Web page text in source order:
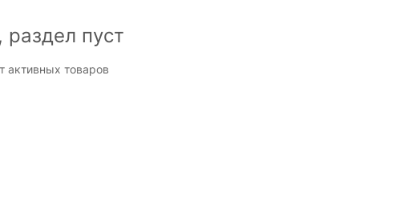
пуст
активных товаров